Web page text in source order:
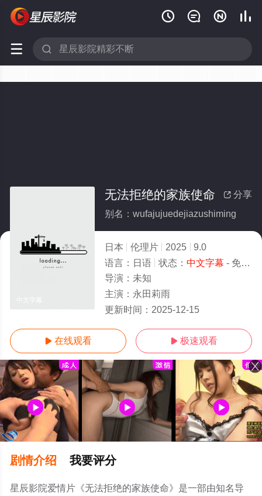
   
 
 分享
无法拒绝的家族使命
别名：wufajujuedejiazushiming
日本 伦理片 2025
9.0
语言： 日语 状态： 中文字幕 - 免费在线观看
导演： 未知
主演： 永田莉雨
更新时间： 2025-12-15
 在线观看  极速观看
剧情介绍 我要评分
星辰影院爱情片《无法拒绝的家族使命》是一部由知名导